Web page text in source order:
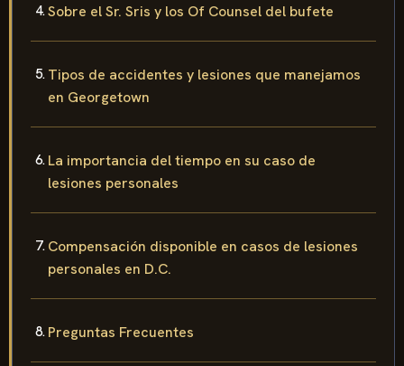
Sobre el Sr. Sris y los Of Counsel del bufete
Tipos de accidentes y lesiones que manejamos
en Georgetown
La importancia del tiempo en su caso de
lesiones personales
Compensación disponible en casos de lesiones
personales en D.C.
Preguntas Frecuentes